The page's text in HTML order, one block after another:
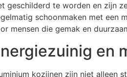
geschilderd te worden en zijn
schoonmaken met een
mensen die gemak en
en
kozijnen zijn niet alleen